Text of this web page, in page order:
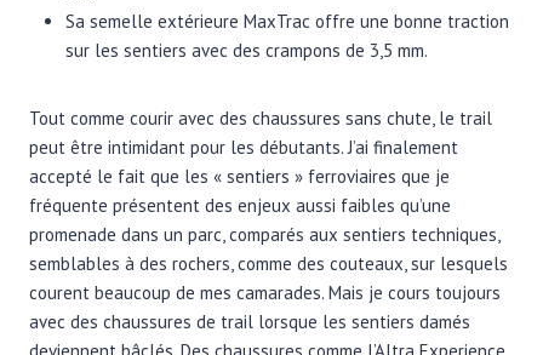
Sa semelle extérieure MaxTrac offre une bonne traction
sur les sentiers avec des crampons de 3,5 mm.
Tout comme courir avec des chaussures sans chute, le trail
peut être intimidant pour les débutants. J’ai finalement
accepté le fait que les « sentiers » ferroviaires que je
fréquente présentent des enjeux aussi faibles qu’une
promenade dans un parc, comparés aux sentiers techniques,
semblables à des rochers, comme des couteaux, sur lesquels
courent beaucoup de mes camarades. Mais je cours toujours
avec des chaussures de trail lorsque les sentiers damés